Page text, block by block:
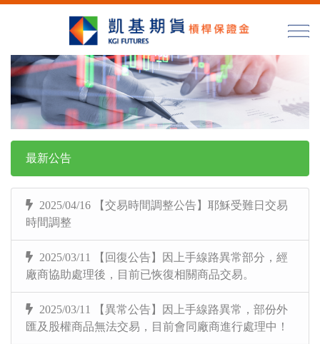
最新公告
2025/04/16 【交易時間調整公告】耶穌受難日交易
時間調整
2025/03/11 【回復公告】因上手線路異常部分，經
廠商協助處理後，目前已恢復相關商品交易。
2025/03/11 【異常公告】因上手線路異常，部份外
匯及股權商品無法交易，目前會同廠商進行處理中！